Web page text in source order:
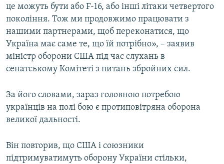
це можуть бути або F-16, або інші літаки четвертого
покоління. Тож ми продовжимо працювати з
нашими партнерами, щоб переконатися, що
Україна має саме те, що їй потрібно», – заявив
міністр оборони США під час слухань в
сенатському Комітеті з питань збройних сил.
За його словами, зараз головною потребою
українців на полі бою є протиповітряна оборона
великої дальності.
Він повторив, що США і союзники
підтримуватимуть оборону України стільки,